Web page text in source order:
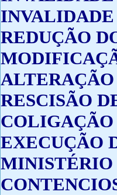
REDUÇÃO
RESCISÃO
COLIGAÇÃO
EXECUÇÃO